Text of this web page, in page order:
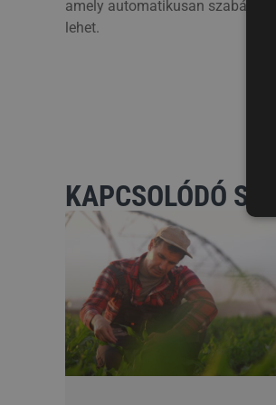
amely automatikusan
lehet.
KAPCSOLÓDÓ